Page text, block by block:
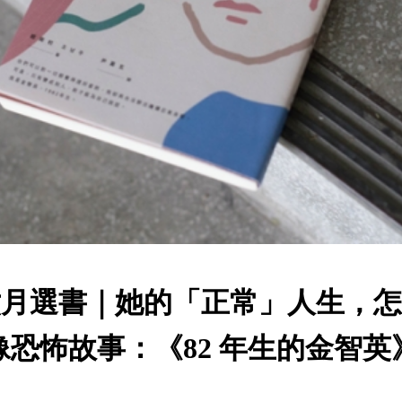
選書｜她的「正常」人生，
恐怖故事：《82 年生的金智英